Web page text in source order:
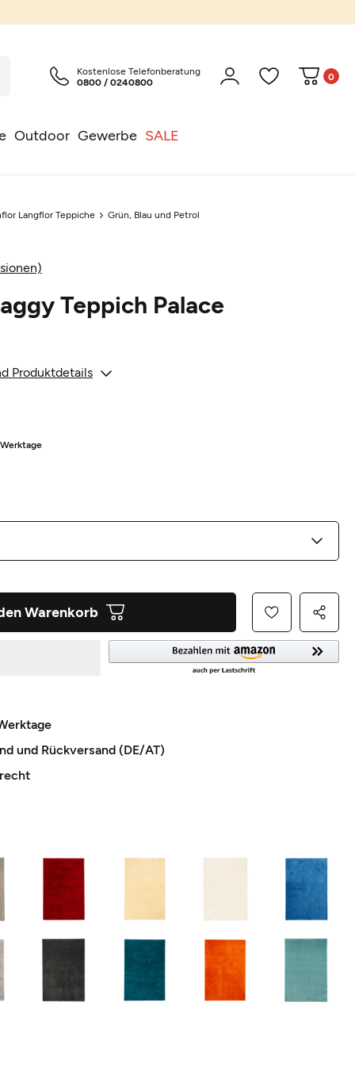
Outdoor Gewerbe SALE
Kostenlose Telefonberatung
0800 / 0240800
0
Langflor Teppiche Grün, Blau und Petrol
Teppich Palace
Produktdetails
Warenkorb
und Rückversand (DE/AT)